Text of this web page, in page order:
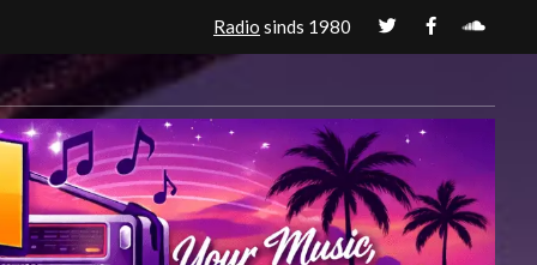
Radio sinds 1980